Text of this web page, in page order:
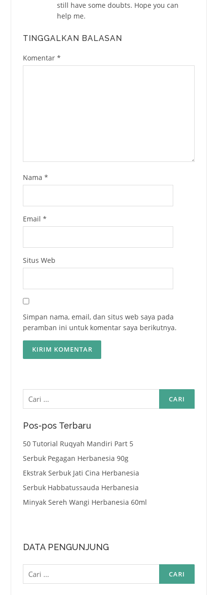
still have some doubts. Hope you can
help me.
TINGGALKAN BALASAN
Komentar *
Nama *
Email *
Situs Web
Simpan nama, email, dan situs web saya pada
peramban ini untuk komentar saya berikutnya.
Cari
untuk:
Pos-pos Terbaru
50 Tutorial Ruqyah Mandiri Part 5
Serbuk Pegagan Herbanesia 90g
Ekstrak Serbuk Jati Cina Herbanesia
Serbuk Habbatussauda Herbanesia
Minyak Sereh Wangi Herbanesia 60ml
DATA PENGUNJUNG
Cari
untuk: